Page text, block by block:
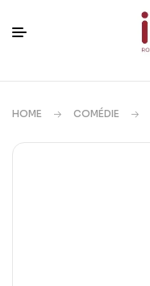
HOME COMÉDIE